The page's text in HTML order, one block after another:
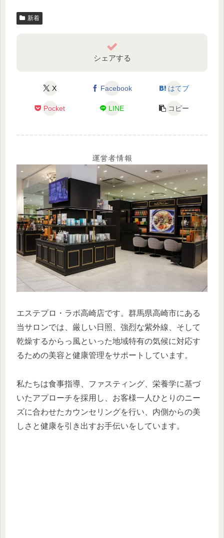
新着
シェアする
X Facebook はてブ
Pocket LINE コピー
運営者情報
エステプロ・ラボ高崎店です。群馬県高崎市にある
当サロンでは、厳しい日照、強烈な紫外線、そして
乾燥するからっ風といった地域特有の気候に対応す
るための美容と健康管理をサポートしています。
私たちは食事指導、ファスティング、栄養学に基づ
いたアプローチを採用し、お客様一人ひとりのニー
ズに合わせたカウンセリングを行い、内側からの美
しさと健康を引き出すお手伝いをしています。